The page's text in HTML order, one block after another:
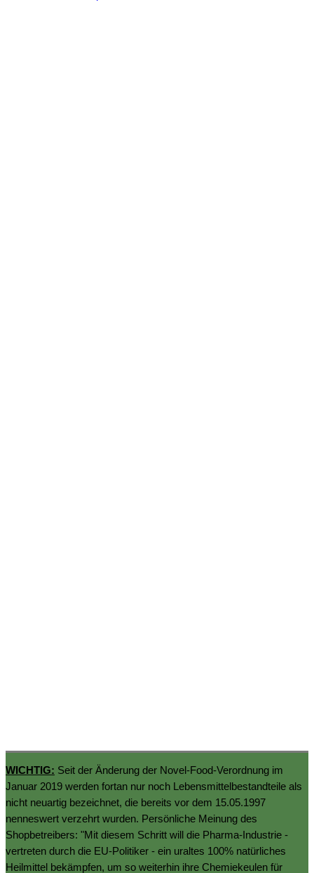
WICHTIG: Seit der Änderung der Novel-Food-Verordnung im
Januar 2019 werden fortan nur noch Lebensmittelbestandteile als
nicht neuartig bezeichnet, die bereits vor dem 15.05.1997
nenneswert verzehrt wurden. Persönliche Meinung des
Shopbetreibers: "Mit diesem Schritt will die Pharma-Industrie -
vertreten durch die EU-Politiker - ein uraltes 100% natürliches
Heilmittel bekämpfen, um so weiterhin ihre Chemiekeulen für